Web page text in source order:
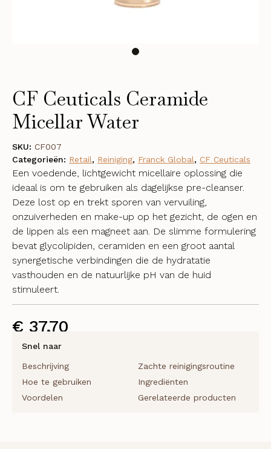
CF Ceuticals Ceramide
Micellar Water
€ 37,70
Snel naar
Beschrijving
Zachte reinigingsroutine
Hoe te gebruiken
Ingrediënten
Voordelen
Gerelateerde producten
Een voedende, lichtgewicht micellaire oplossing die
ideaal is om te gebruiken als dagelijkse pre-cleanser.
Deze lost op en trekt sporen van vervuiling,
onzuiverheden en make-up op het gezicht, de ogen en
de lippen als een magneet aan. De slimme formulering
bevat glycolipiden, ceramiden en een groot aantal
synergetische verbindingen die de hydratatie
vasthouden en de natuurlijke pH van de huid
stimuleert.
SKU: CF007
Categorieën: Retail, Reiniging, Franck Global, CF Ceuticals